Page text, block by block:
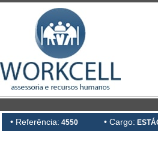
• Referência: 4550 • Cargo: